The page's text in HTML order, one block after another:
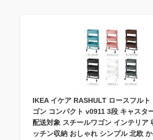
IKEA イケア RASHULT ロースフルト
ゴン コンパクト v0911 3段 キャスタ
配送対象 スチールワゴン インテリア
ッチン収納 おしゃれ シンプル 北欧